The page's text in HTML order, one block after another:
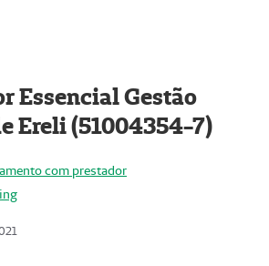
Essencial Gestão
Ereli (51004354-7)
com prestador